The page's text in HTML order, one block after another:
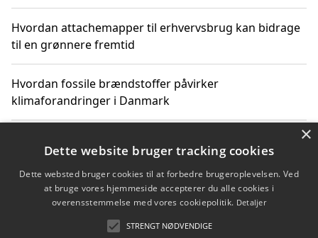
Hvordan attachemapper til erhvervsbrug kan bidrage
til en grønnere fremtid
Hvordan fossile brændstoffer påvirker
klimaforandringer i Danmark
klimaændringer
Hvordan citater om fossile brændstoffer kan ændre
×
Dette website bruger tracking cookies
Dette websted bruger cookies til at forbedre brugeroplevelsen. Ved
at bruge vores hjemmeside accepterer du alle cookies i
overensstemmelse med vores cookiepolitik. Detaljer
STRENGT NØDVENDIGE